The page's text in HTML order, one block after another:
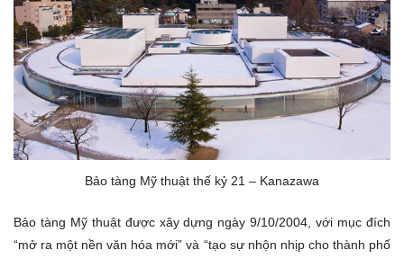
Bảo tàng Mỹ thuật thế kỷ 21 – Kanazawa
Bảo tàng Mỹ thuật được xây dựng ngày 9/10/2004, với mục đích
“mở ra một nền văn hóa mới” và “tạo sự nhộn nhịp cho thành phố